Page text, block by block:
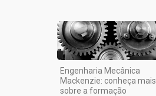
Engenharia Mecânica
Mackenzie: conheça mais
sobre a formação